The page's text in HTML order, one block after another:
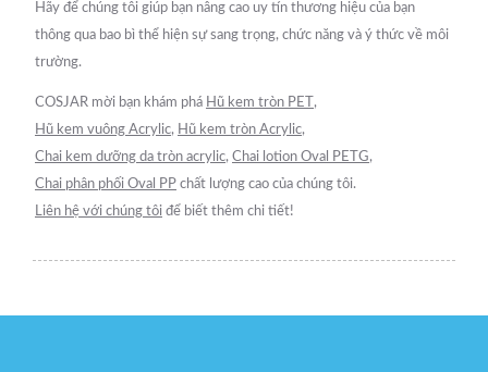
Hãy để chúng tôi giúp bạn nâng cao uy tín thương hiệu của bạn
thông qua bao bì thể hiện sự sang trọng, chức năng và ý thức về môi
trường.
COSJAR mời bạn khám phá Hũ kem tròn PET ,
Hũ kem vuông Acrylic, Hũ kem tròn Acrylic,
Chai kem dưỡng da tròn acrylic, Chai lotion Oval PETG,
Chai phân phối Oval PP chất lượng cao của chúng tôi.
Liên hệ với chúng tôi để biết thêm chi tiết!